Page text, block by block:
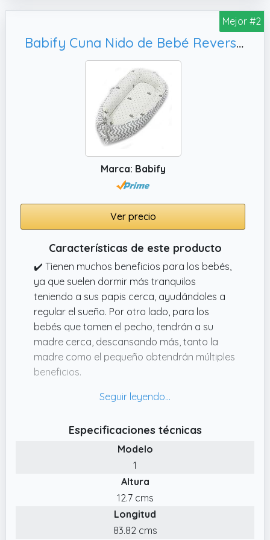
✔️ El uso de cordones para ajustar el tamaño
permite un ajuste perfecto de la superficie de
descanso tirando o aflojando. Nido Bebe
Recien Nacido crece el capullo con el niño y
se puede utilizar hasta los 7 – 9 meses
✔️ El interior Nido Bebe Recien Nacido para
recién nacidos está forrado con algodón
suave, que ofrece suavidad y comodidad al
bebé, eliminando cualquier molestia de
espalda. Reductor Cuna Bebe está
rematado con un algodón con estructura de
Mejor #2
Babify Cuna Nido de Bebé Reversible, Blanco y Gris
Marca: Babify
Ver precio
Características de este producto
✔️ Tienen muchos beneficios para los bebés,
ya que suelen dormir más tranquilos
teniendo a sus papis cerca, ayudándoles a
regular el sueño. Por otro lado, para los
bebés que tomen el pecho, tendrán a su
madre cerca, descansando más, tanto la
madre como el pequeño obtendrán múltiples
beneficios.
mayor suavidad al tacto con la piel. También
para minicuna, de forma que puedes
aprovechar desde su primer día de vida y
colocando el nido del bebé dentro de su
cuna obtendrás un espacio más reducido y
cómodo para descansar desde que es un
✔️ Las cunas nidos son perfectas para los
Especificaciones técnicas
Modelo
1
Altura
12.7 cms
Longitud
83.82 cms